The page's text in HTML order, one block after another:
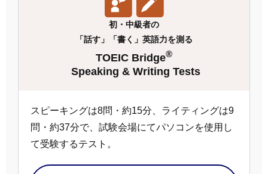
初・中級者の
「話す」「書く」英語力を測る
TOEIC Bridge®
Speaking & Writing Tests
スピーキングは8問・約15分、ライティングは9
問・約37分で、試験会場にてパソコンを使用し
て受験するテスト。